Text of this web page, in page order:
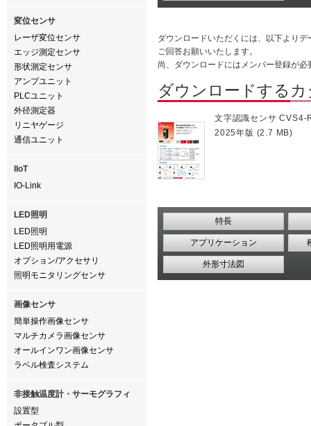
変位センサ
レーザ変位センサ
エッジ測定センサ
形状測定センサ
アンプユニット
PLCユニット
外径測定器
リニヤゲージ
通信ユニット
IIoT
IO-Link
LED照明
LED照明
LED照明用電源
オプション/アクセサリ
照明モニタリングセンサ
画像センサ
簡単操作画像センサ
マルチカメラ画像センサ
オールインワン画像センサ
ラベル検査システム
非接触温度計・サーモグラフィ
設置型
ダウンロードいただくには、以下より
ご回答お願いいたします。
尚、ダウンロードにはメンバー登録が必
ダウンロードする
文字認識センサ CVS4-
2025年版 (2.7 MB)
特長
アプリケーション
外形寸法図